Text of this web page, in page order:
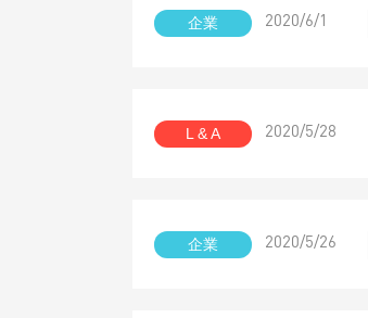
企業 2020/6/1
L & A 2020/5/28
企業 2020/5/26